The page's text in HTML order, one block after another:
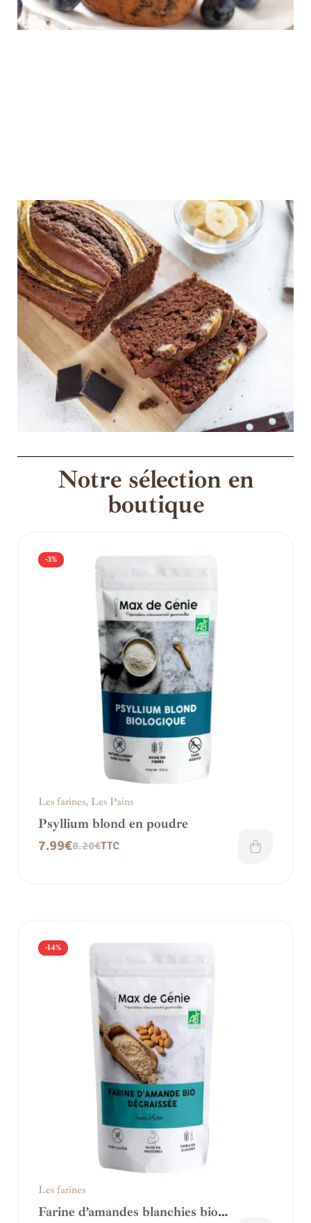
Notre sélection en
boutique
-3%
Les farines, Les Pains
Psyllium blond en poudre
8.20€
7.99€ TTC
-14%
Les farines
Farine d’amandes blanchies bio